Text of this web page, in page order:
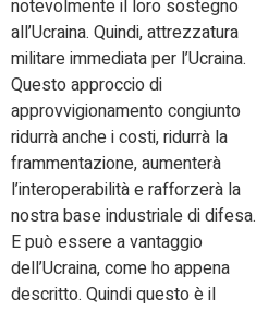
notevolmente il loro sostegno
all’Ucraina. Quindi, attrezzatura
militare immediata per l’Ucraina.
Questo approccio di
approvvigionamento congiunto
ridurrà anche i costi, ridurrà la
frammentazione, aumenterà
l’interoperabilità e rafforzerà la
nostra base industriale di difesa.
E può essere a vantaggio
dell’Ucraina, come ho appena
descritto. Quindi questo è il